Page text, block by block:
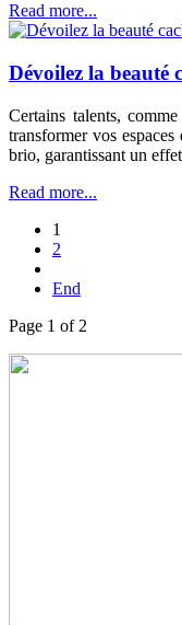
Read more...
Dévoilez la beauté
Certains talents,
transformer vos
brio, garantissant un
Read more...
1
2
End
Page 1 of 2